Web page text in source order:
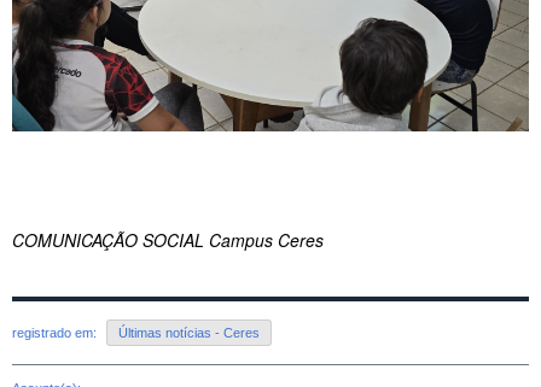
COMUNICAÇÃO SOCIAL Campus Ceres
registrado em: Últimas notícias - Ceres